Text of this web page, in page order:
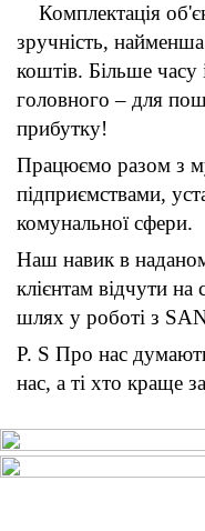
Комплектація
зручність,
коштів. Більше часу
головного – для
прибутку!
Працюємо разом з
підприємствами,
комунальної сфери.
Наш навик в
клієнтам відчути на
шлях у роботі з
P. S Про нас
нас, а ті хто краще